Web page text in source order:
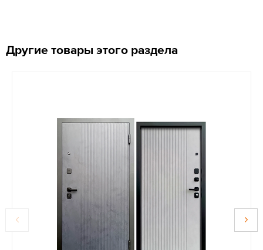
Другие товары этого раздела